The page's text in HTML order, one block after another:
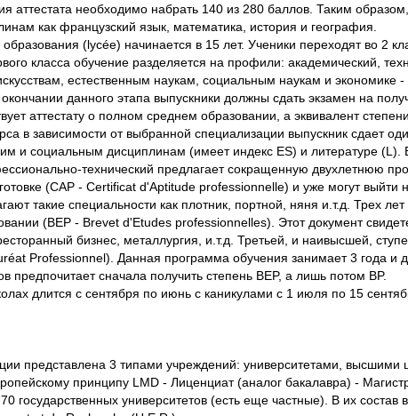
аттестата необходимо набрать 140 из 280 баллов. Таким
как французский язык, математика, история и география.
(lycée) начинается в 15 лет. Ученики переходят во 2
класса обучение разделяется на профили: академический,
естественным наукам, социальным наукам и экономике
данного этапа выпускники должны сдать экзамен на
аттестату о полном среднем образовании, а эквивалент
в зависимости от выбранной специализации выпускник сдает
и социальным дисциплинам (имеет индекс ES) и литературе (L).
технический предлагает сокращенную двухлетнюю
(CAP - Certificat d'Aptitude professionnelle) и уже могут выйти
такие специальности как плотник, портной, няня и.т.д. Трех
(BEP - Brevet d'Etudes professionnelles). Этот документ
бизнес, металлургия, и.т.д. Третьей, и наивысшей,
Professionnel). Данная программа обучения занимает 3 года и
предпочитает сначала получить степень BEP, а лишь потом BP.
длится с сентября по июнь с каникулами с 1 июля по 15
представлена 3 типами учреждений: университетами, высшими
принципу LMD - Лиценциат (аналог бакалавра) -
государственных университетов (есть еще частные). В их состав